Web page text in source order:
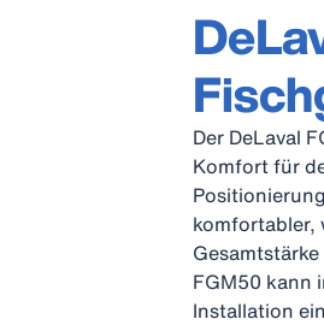
Der DeLaval
Komfort für
komfortabler,
FGM50 kann
Installation